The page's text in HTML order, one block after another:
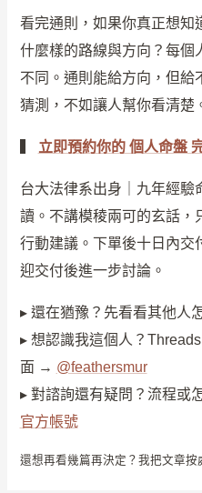
看完通則，如果你真正想知
什麼樣的路線與方向？每個
不同。通則能給方向，但給
猜測，不如讓人幫你看清楚
立即預約你的 個人命盤
台大法律系出身｜九年經驗
讀。不講模稜兩可的玄話，
行動建議。下單後十日內交
迎交付後進一步討論。
▸ 還在猶豫？先看看其他人
▸ 想認識我這個人？
面 → @feathersmur
▸ 對諮詢還有疑問？流程或
官方帳號
還想再看幾篇再決定？我把文章按